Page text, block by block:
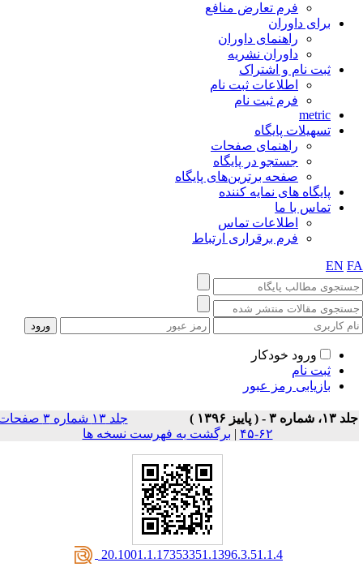
فرم تعارض منافع
برای داوران
راهنمای داوران
داوران نشریه
ثبت نام و اشتراک
اطلاعات ثبت نام
فرم ثبت نام
metric
تسهیلات پایگاه
راهنمای صفحات
جستجو در پایگاه
صفحه برترین‌های پایگاه
پایگاه های نمایه کننده
تماس با ما
اطلاعات تماس
فرم برقراری ارتباط
EN
ورود خودکار
ثبت نام
بازیابی رمز عبور
شماره ۳ - ( پاييز ۱۳۹۶ )
جلد ۱۳ شماره ۳ صفحات
۶۲-۴۵
| برگشت به فهرست نسخه ها
‎ 20.1001.1.17353351.1396.3.51.1.4